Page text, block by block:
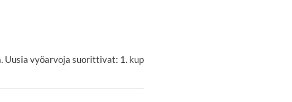
Uusia vyöarvoja suorittivat: 1. kup